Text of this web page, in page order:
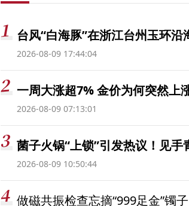
台风“白海豚”在浙江台州玉环
2026-08-09 17:44:04
一周大涨超7% 金价为何突然上
2026-08-09 07:13:01
菌子火锅“上锁”引发热议！见
2026-08-09 10:50:44
做磁共振检查忘摘“999足金”镯